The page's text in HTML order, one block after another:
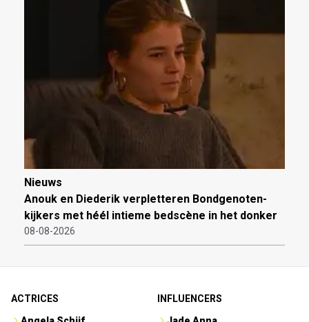
Nieuws
Anouk en Diederik verpletteren Bondgenoten-
kijkers met héél intieme bedscène in het donker
08-08-2026
ACTRICES
INFLUENCERS